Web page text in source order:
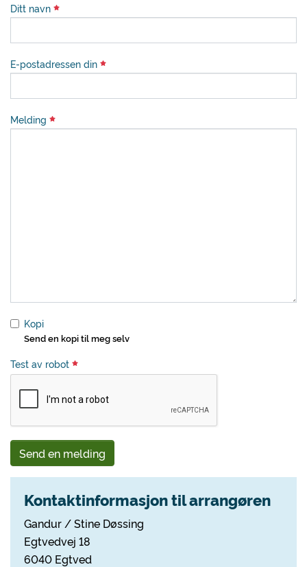
Ditt navn
E-postadressen din
Melding
Kopi
Send en kopi til meg selv
Test av robot
Send en melding
Kontaktinformasjon til arrangøren
Gandur / Stine Døssing
Egtvedvej 18
6040 Egtved